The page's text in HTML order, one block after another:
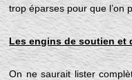
trop éparses pour que l’on
Les engins de soutien et
On ne saurait lister